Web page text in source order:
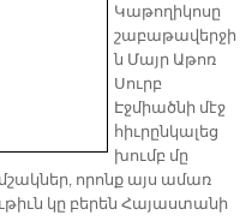
Կաթողիկոսը
շաբաթավերջի
ն Մայր Աթոռ
Սուրբ
Էջմիածնի մէջ
հիւրընկալեց
խումբ մը
որոնք այս ամառ
կը բերեն Հայաստանի